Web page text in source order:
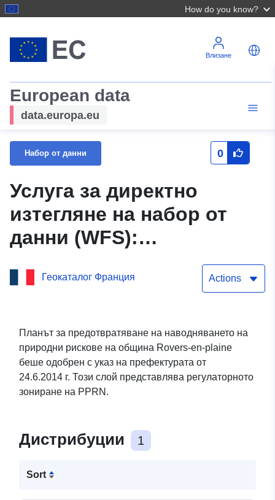
How do you know?
Влизане
European data
data.europa.eu
Набор от данни 0
Услуга за директно
изтегляне на набор от
данни (WFS):
Регулаторно зониране на
наводнението PPRN на
в Côte-d’Or
Геокаталог Франция Actions
Планът за предотвратяване на наводняването на
природни рискове на община Rovers-en-plaine
беше одобрен с указ на префектурата от
24.6.2014 г. Този слой представлява регулаторното
зониране на PPRN.
Дистрибуции 1
Sort